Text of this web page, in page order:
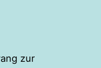
zur